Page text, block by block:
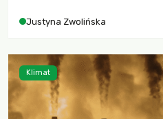
Justyna Zwolińska
Klimat